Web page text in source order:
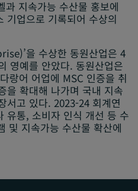
과 지속가능 수산물 홍보에
기업으로 기록되어 수상의
을 수상한 동원산업은 4
영예를 안았다. 동원산업은
랑어 어업에 MSC 인증을 취
을 확대해 나가며 국내 지속
서고 있다. 2023-24 회계연
유통, 소비자 인식 개선 등 수
및 지속가능 수산물 확산에